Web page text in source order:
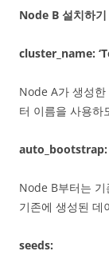
Node B 설치하기
cluster_name:
Node A가 생성
터 이름을 사용하
Node B부터는
기존에 생성된 데
seeds: